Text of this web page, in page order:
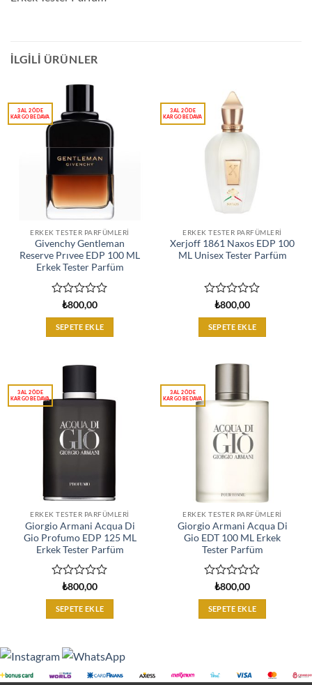
İLGILI ÜRÜNLER
ERKEK TESTER PARFÜMLERI
Givenchy Gentleman
Reserve Prıvee EDP 100 ML
Erkek Tester Parfüm
üzerinden
0
oy
₺800,00
SEPETE EKLE
ERKEK TESTER PARFÜMLERI
Xerjoff 1861 Naxos EDP 100
ML Unisex Tester Parfüm
üzerinden
0
oy
₺800,00
SEPETE EKLE
ERKEK TESTER PARFÜMLERI
Giorgio Armani Acqua Di
Gio Profumo EDP 125 ML
Erkek Tester Parfüm
üzerinden
0
oy
₺800,00
SEPETE EKLE
ERKEK TESTER PARFÜMLERI
Giorgio Armani Acqua Di
Gio EDT 100 ML Erkek
Tester Parfüm
üzerinden
0
oy
₺800,00
SEPETE EKLE